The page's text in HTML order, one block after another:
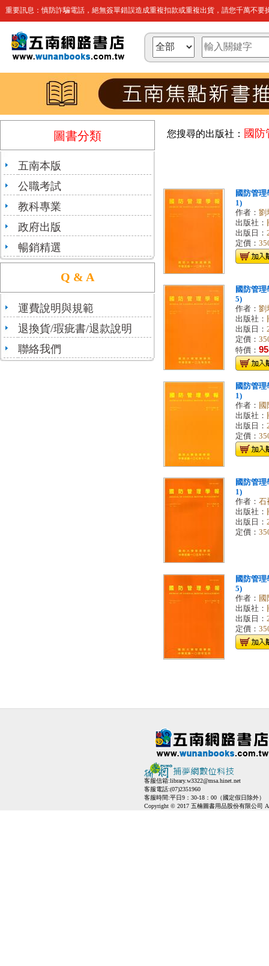
重要訊息：慎防詐騙電話，絕無簽單錯誤造成重複扣款或重複出貨，請您千萬不要
圖書分類
五南本版
公職考試
教科專業
政府出版
暢銷精選
Q & A
運費說明與規範
退換貨/瑕疵書/退款說明
聯絡我們
您搜尋的出版社： 國防
國防管理
1)
作者： 劉
出版社：
出版日：
定價：
國防管理
5)
作者： 劉
出版社：
出版日：
定價：
特價： 95
國防管理
1)
作者： 國
出版社：
出版日：
定價：
國防管理
1)
作者： 石
出版社：
出版日：
定價：
國防管理
5)
作者： 國
出版社：
出版日：
定價：
客服信箱:library.w3322@msa.hinet.net
客服電話:(07)2351960
客服時間:平日9：30-18：00（國定假日除外）
Copyright © 2017 五楠圖書用品股份有限公司